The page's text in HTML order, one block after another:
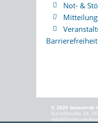
Not- &
Barrierefreiheit
© 2026 Gemeinde
Schloßstraße 24,